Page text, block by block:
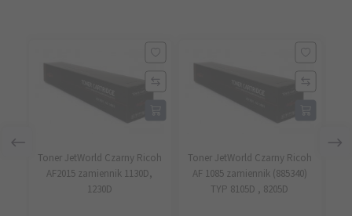
Toner JetWorld Czarny Ricoh
AF2015 zamiennik 1130D,
1230D
Toner JetWorld Czarny Ricoh
AF 1085 zamiennik (885340)
TYP 8105D , 8205D